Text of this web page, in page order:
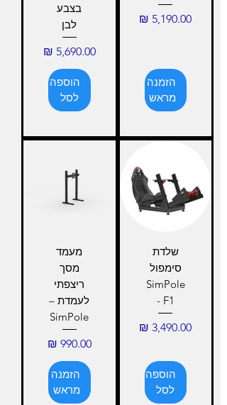
מחיר
הזמנה
מראש
בצבע
לבן
מחיר‏5,690.00 ‏₪
הוספה
לסל
שלדת
סימפול
SimPole
F1 -
מחיר
הוספה
לסל
מעמד
מסך
ריצפתי
לעמדת –
SimPole
מחיר‏990.00 ‏₪
הזמנה
מראש